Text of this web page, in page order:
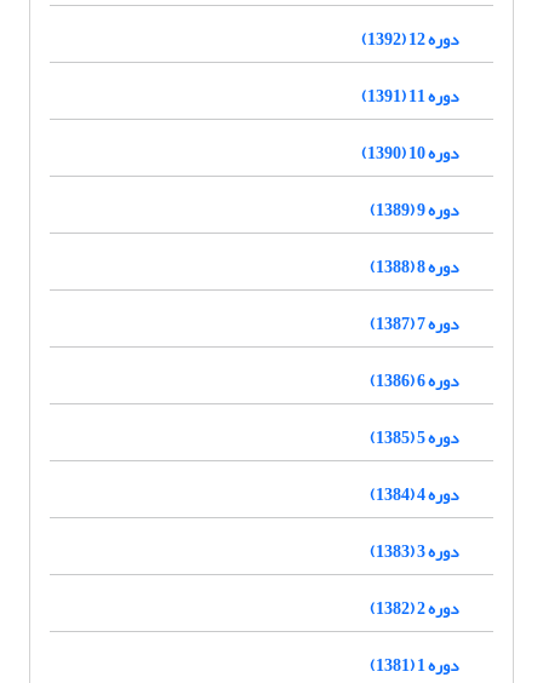
دوره 12 (1392)
دوره 11 (1391)
دوره 10 (1390)
دوره 9 (1389)
دوره 8 (1388)
دوره 7 (1387)
دوره 6 (1386)
دوره 5 (1385)
دوره 4 (1384)
دوره 3 (1383)
دوره 2 (1382)
دوره 1 (1381)